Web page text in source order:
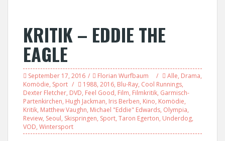
KRITIK – EDDIE THE
EAGLE
September 17, 2016 Florian Wurfbaum Alle, Drama,
Komödie, Sport 1988, 2016, Blu-Ray, Cool Runnings,
Dexter Fletcher, DVD, Feel Good, Film, Filmkritik, Garmisch-
Partenkirchen, Hugh Jackman, Iris Berben, Kino, Komödie,
Kritik, Matthew Vaughn, Michael "Eddie" Edwards, Olympia,
Review, Seoul, Skispringen, Sport, Taron Egerton, Underdog,
VOD, Wintersport